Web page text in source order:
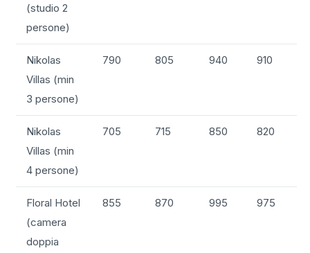
(studio 2
persone)
Nikolas
Villas (min
3 persone)
790 805 940 910
Nikolas
Villas (min
4 persone)
705 715 850 820
Floral Hotel
(camera
doppia
855 870 995 975